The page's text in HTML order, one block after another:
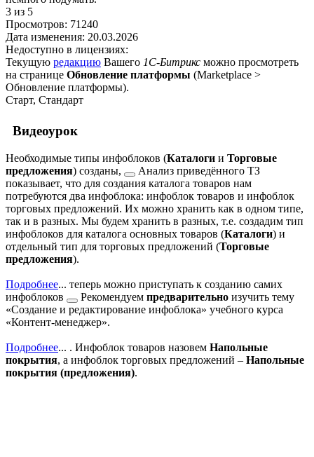
3 из 5
Просмотров: 71240
Дата изменения: 20.03.2026
Недоступно в лицензиях:
Текущую редакцию Вашего 1С-Битрикс можно просмотреть
на странице Обновление платформы (Marketplace >
Обновление платформы).
Старт, Стандарт
Видеоурок
Необходимые типы инфоблоков (Каталоги и Торговые
предложения) созданы,
Анализ приведённого ТЗ
показывает, что для создания каталога товаров нам
потребуются два инфоблока: инфоблок товаров и инфоблок
торговых предложений. Их можно хранить как в одном типе,
так и в разных. Мы будем хранить в разных, т.е. создадим тип
инфоблоков для каталога основных товаров (Каталоги) и
отдельный тип для торговых предложений (Торговые
предложения).
Подробнее... теперь можно приступать к созданию самих
инфоблоков
Рекомендуем предварительно изучить тему
«Создание и редактирование инфоблока» учебного курса
«Контент-менеджер».
Подробнее... . Инфоблок товаров назовем Напольные
покрытия, а инфоблок торговых предложений – Напольные
покрытия (предложения).